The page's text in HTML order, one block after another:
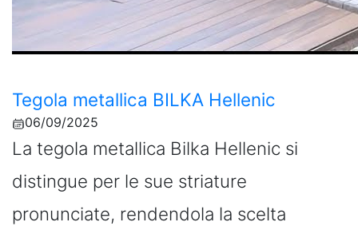
Tegola metallica BILKA Hellenic
06/09/2025
La tegola metallica Bilka Hellenic si
distingue per le sue striature
pronunciate, rendendola la scelta